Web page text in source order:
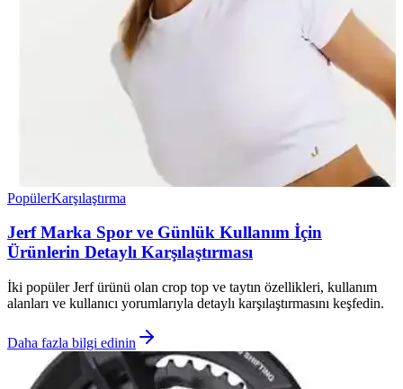
PopülerKarşılaştırma
Jerf Marka Spor ve Günlük Kullanım İçin
Ürünlerin Detaylı Karşılaştırması
İki popüler Jerf ürünü olan crop top ve taytın özellikleri, kullanım
alanları ve kullanıcı yorumlarıyla detaylı karşılaştırmasını keşfedin.
Daha fazla bilgi edinin